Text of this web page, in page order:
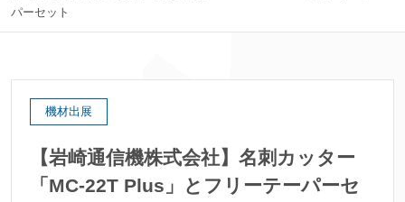
パーセット
機材出展
【岩崎通信機株式会社】名刺カッター
「MC-22T Plus」とフリーテーパーセ